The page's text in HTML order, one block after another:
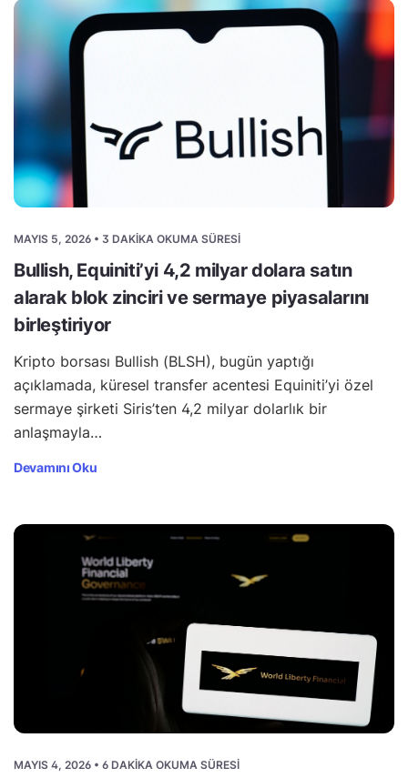
MAYIS 5, 2026 • 3 DAKIKA OKUMA SÜRESI
Bullish, Equiniti’yi 4,2 milyar dolara satın
alarak blok zinciri ve sermaye piyasalarını
birleştiriyor
Kripto borsası Bullish (BLSH), bugün yaptığı
açıklamada, küresel transfer acentesi Equiniti’yi özel
sermaye şirketi Siris’ten 4,2 milyar dolarlık bir
anlaşmayla…
Devamını Oku
MAYIS 4, 2026 • 6 DAKIKA OKUMA SÜRESI